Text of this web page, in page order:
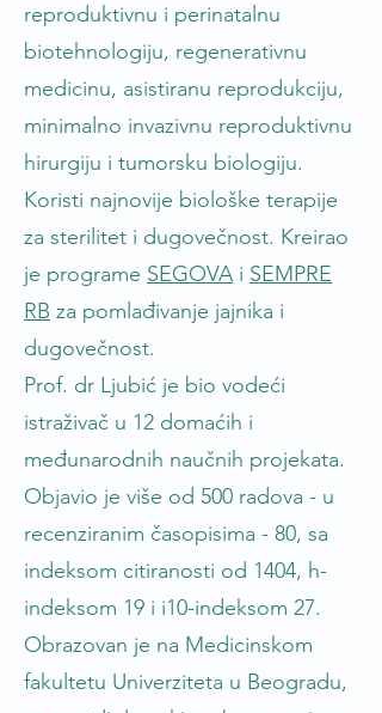
reproduktivnu i perinatalnu
biotehnologiju, regenerativnu
medicinu, asistiranu reprodukciju,
minimalno invazivnu reproduktivnu
hirurgiju i tumorsku biologiju.
Koristi najnovije biološke terapije
za sterilitet i dugovečnost. Kreirao
je programe SEGOVA i SEMPRE
RB za pomlađivanje jajnika i
dugovečnost.
Prof. dr Ljubić je bio vodeći
istraživač u 12 domaćih i
međunarodnih naučnih projekata.
Objavio je više od 500 radova - u
recenziranim časopisima - 80, sa
indeksom citiranosti od 1404, h-
indeksom 19 i i10-indeksom 27.
Obrazovan je na Medicinskom
fakultetu Univerziteta u Beogradu,